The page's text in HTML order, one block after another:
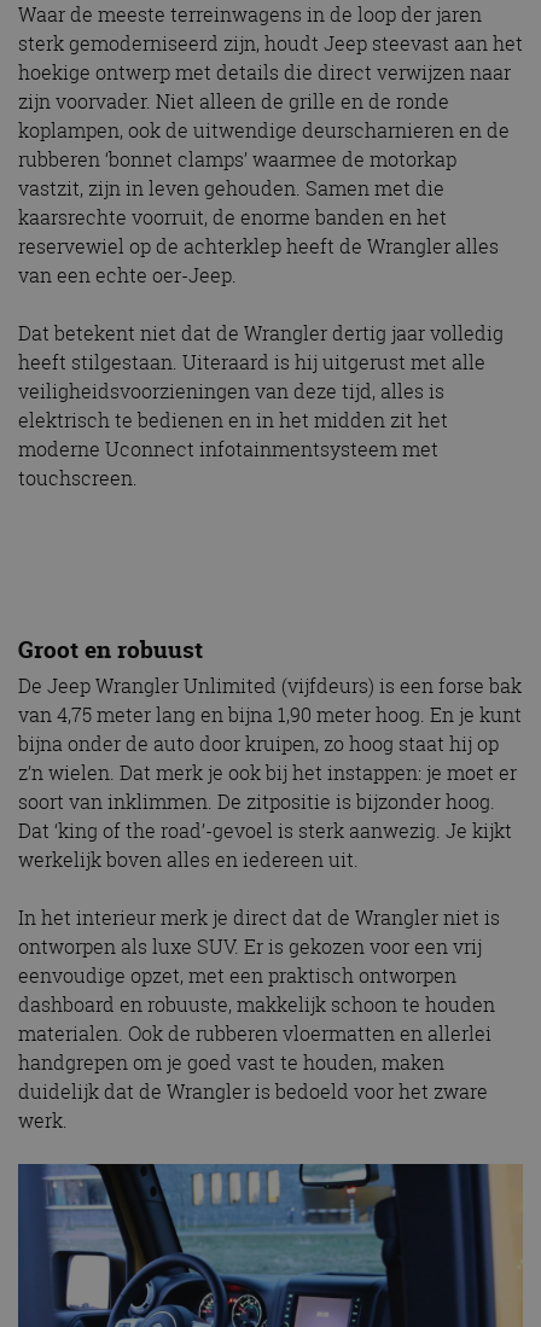
Waar de meeste terreinwagens in de loop der jaren
sterk gemoderniseerd zijn, houdt Jeep steevast aan het
hoekige ontwerp met details die direct verwijzen naar
zijn voorvader. Niet alleen de grille en de ronde
koplampen, ook de uitwendige deurscharnieren en de
rubberen ‘bonnet clamps’ waarmee de motorkap
vastzit, zijn in leven gehouden. Samen met die
kaarsrechte voorruit, de enorme banden en het
reservewiel op de achterklep heeft de Wrangler alles
van een echte oer-Jeep.
Dat betekent niet dat de Wrangler dertig jaar volledig
heeft stilgestaan. Uiteraard is hij uitgerust met alle
veiligheidsvoorzieningen van deze tijd, alles is
elektrisch te bedienen en in het midden zit het
moderne Uconnect infotainmentsysteem met
touchscreen.
Groot en robuust
De Jeep Wrangler Unlimited (vijfdeurs) is een forse bak
van 4,75 meter lang en bijna 1,90 meter hoog. En je kunt
bijna onder de auto door kruipen, zo hoog staat hij op
z’n wielen. Dat merk je ook bij het instappen: je moet er
soort van inklimmen. De zitpositie is bijzonder hoog.
Dat ‘king of the road’-gevoel is sterk aanwezig. Je kijkt
werkelijk boven alles en iedereen uit.
In het interieur merk je direct dat de Wrangler niet is
ontworpen als luxe SUV. Er is gekozen voor een vrij
eenvoudige opzet, met een praktisch ontworpen
dashboard en robuuste, makkelijk schoon te houden
materialen. Ook de rubberen vloermatten en allerlei
handgrepen om je goed vast te houden, maken
duidelijk dat de Wrangler is bedoeld voor het zware
werk.